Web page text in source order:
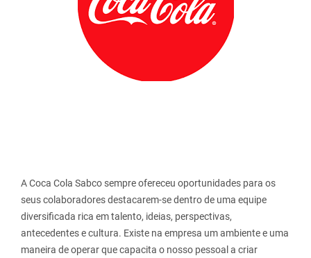
A Coca Cola Sabco sempre ofereceu oportunidades para os
seus colaboradores destacarem-se dentro de uma equipe
diversificada rica em talento, ideias, perspectivas,
antecedentes e cultura. Existe na empresa um ambiente e uma
maneira de operar que capacita o nosso pessoal a criar